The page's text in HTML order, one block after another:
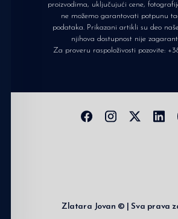
proizvodima, uključujući cene,
ne možemo garantovati potpunu
podataka. Prikazani artikli su deo
njihova dostupnost nije
Za proveru raspoloživosti pozovite:
Zlatara Jovan © | Sva prava